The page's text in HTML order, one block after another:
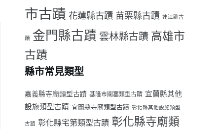
市古蹟 花蓮縣古蹟 苗栗縣古蹟 連江縣古
蹟 金門縣古蹟 雲林縣古蹟 高雄市
古蹟
縣市常見類型
嘉義縣寺廟類型古蹟 基隆市關塞類型古蹟 宜蘭縣其他
設施類型古蹟 宜蘭縣寺廟類型古蹟 彰化縣其他設施類型
古蹟 彰化縣宅第類型古蹟 彰化縣寺廟類